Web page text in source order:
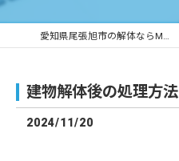
愛知県尾張旭市の解体ならMODEReNO ～原状回復・解体工事のモドリーノ～
建物解体後の処理方
2024/11/20